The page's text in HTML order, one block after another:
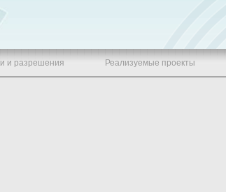
и разрешения Реализуемые проекты